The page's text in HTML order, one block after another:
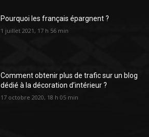
Pourquoi les français épargnent ?
1 juillet 2021, 17 h 56 min
Comment obtenir plus de trafic sur un blog
dédié à la décoration d’intérieur ?
17 octobre 2020, 18 h 05 min